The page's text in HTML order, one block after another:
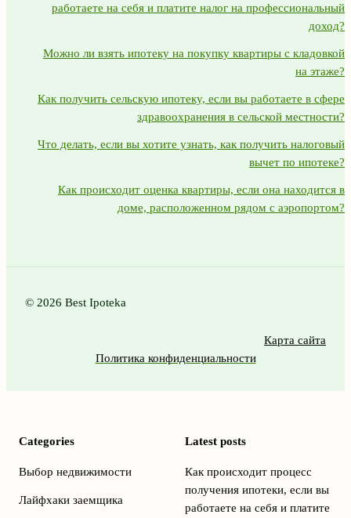
работаете на себя и платите налог на профессиональный
доход?
Можно ли взять ипотеку на покупку квартиры с кладовкой
на этаже?
Как получить сельскую ипотеку, если вы работаете в сфере
здравоохранения в сельской местности?
Что делать, если вы хотите узнать, как получить налоговый
вычет по ипотеке?
Как происходит оценка квартиры, если она находится в
доме, расположенном рядом с аэропортом?
© 2026 Best Ipoteka
Карта сайта
Политика конфиденциальности
Categories
Выбор недвижимости
Лайфхаки заемщика
Latest posts
Как происходит процесс
получения ипотеки, если вы
работаете на себя и платите